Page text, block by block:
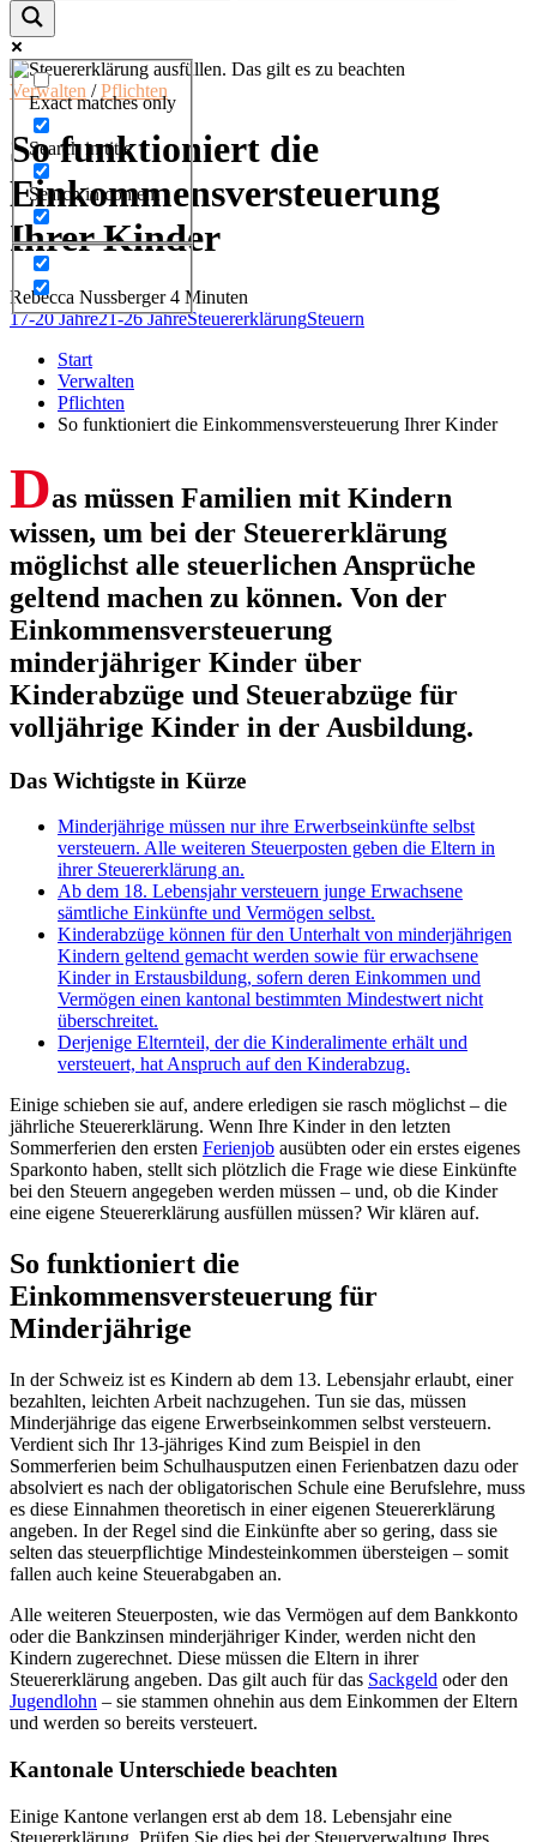
Exact matches only
Search in title
Search in content
Verwalten /Pflichten
So funktioniert die
Einkommensversteuerung
Ihrer Kinder
Rebecca Nussberger4 Minuten
17-20 Jahre21-26 JahreSteuererklärungSteuern
Start
Verwalten
Pflichten
So funktioniert die Einkommensversteuerung Ihrer Kinder
Das müssen Familien mit Kindern
wissen, um bei der Steuererklärung
möglichst alle steuerlichen Ansprüche
geltend machen zu können. Von der
Einkommensversteuerung
minderjähriger Kinder über
Kinderabzüge und Steuerabzüge für
volljährige Kinder in der Ausbildung.
Das Wichtigste in Kürze
Minderjährige müssen nur ihre Erwerbseinkünfte selbst
versteuern. Alle weiteren Steuerposten geben die Eltern in
ihrer Steuererklärung an.
Ab dem 18. Lebensjahr versteuern junge Erwachsene
sämtliche Einkünfte und Vermögen selbst.
Kinderabzüge können für den Unterhalt von minderjährigen
Kindern geltend gemacht werden sowie für erwachsene
Kinder in Erstausbildung, sofern deren Einkommen und
Vermögen einen kantonal bestimmten Mindestwert nicht
überschreitet.
Derjenige Elternteil, der die Kinderalimente erhält und
versteuert, hat Anspruch auf den Kinderabzug.
Einige schieben sie auf, andere erledigen sie rasch möglichst – die
jährliche Steuererklärung. Wenn Ihre Kinder in den letzten
Sommerferien den ersten Ferienjob ausübten oder ein erstes eigenes
Sparkonto haben, stellt sich plötzlich die Frage wie diese Einkünfte
bei den Steuern angegeben werden müssen – und, ob die Kinder
eine eigene Steuererklärung ausfüllen müssen? Wir klären auf.
So funktioniert die
Einkommensversteuerung für
Minderjährige
In der Schweiz ist es Kindern ab dem 13. Lebensjahr erlaubt, einer
bezahlten, leichten Arbeit nachzugehen. Tun sie das, müssen
Minderjährige das eigene Erwerbseinkommen selbst versteuern.
Verdient sich Ihr 13-jähriges Kind zum Beispiel in den
Sommerferien beim Schulhausputzen einen Ferienbatzen dazu oder
absolviert es nach der obligatorischen Schule eine Berufslehre, muss
es diese Einnahmen theoretisch in einer eigenen Steuererklärung
angeben. In der Regel sind die Einkünfte aber so gering, dass sie
selten das steuerpflichtige Mindesteinkommen übersteigen – somit
fallen auch keine Steuerabgaben an.
Alle weiteren Steuerposten, wie das Vermögen auf dem Bankkonto
oder die Bankzinsen minderjähriger Kinder, werden nicht den
Kindern zugerechnet. Diese müssen die Eltern in ihrer
Steuererklärung angeben. Das gilt auch für das Sackgeld oder den
Jugendlohn – sie stammen ohnehin aus dem Einkommen der Eltern
und werden so bereits versteuert.
Kantonale Unterschiede beachten
Einige Kantone verlangen erst ab dem 18. Lebensjahr eine
Steuererklärung. Prüfen Sie dies bei der Steuerverwaltung Ihres